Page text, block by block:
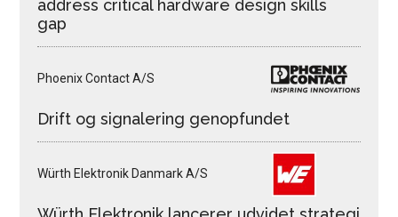
address critical hardware design skills
gap
Phoenix Contact A/S
Drift og signalering genopfundet
Würth Elektronik Danmark A/S